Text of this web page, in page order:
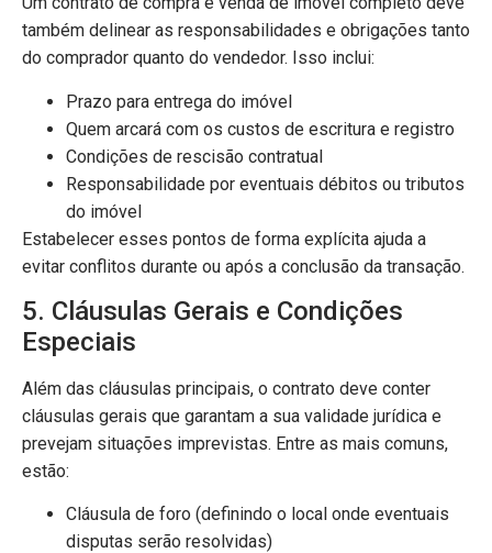
também delinear as responsabilidades e obrigações tanto
do comprador quanto do vendedor. Isso inclui:
Prazo para entrega do imóvel
Quem arcará com os custos de escritura e registro
Condições de rescisão contratual
Responsabilidade por eventuais débitos ou tributos
do imóvel
Estabelecer esses pontos de forma explícita ajuda a
evitar conflitos durante ou após a conclusão da transação.
5. Cláusulas Gerais e Condições
Especiais
Além das cláusulas principais, o contrato deve conter
cláusulas gerais que garantam a sua validade jurídica e
prevejam situações imprevistas. Entre as mais comuns,
estão:
Cláusula de foro (definindo o local onde eventuais
disputas serão resolvidas)